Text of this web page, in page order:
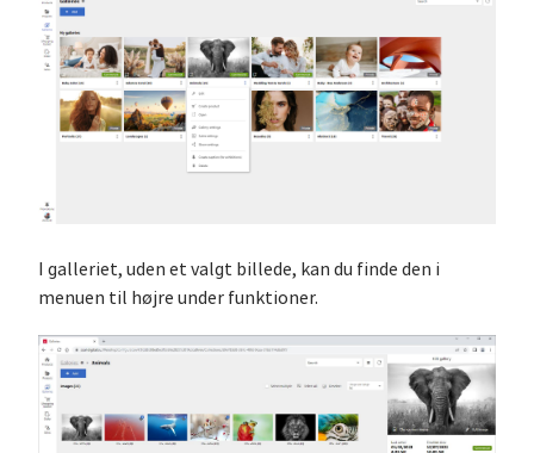
I galleriet, uden et valgt billede, kan du finde den i
menuen til højre under funktioner.